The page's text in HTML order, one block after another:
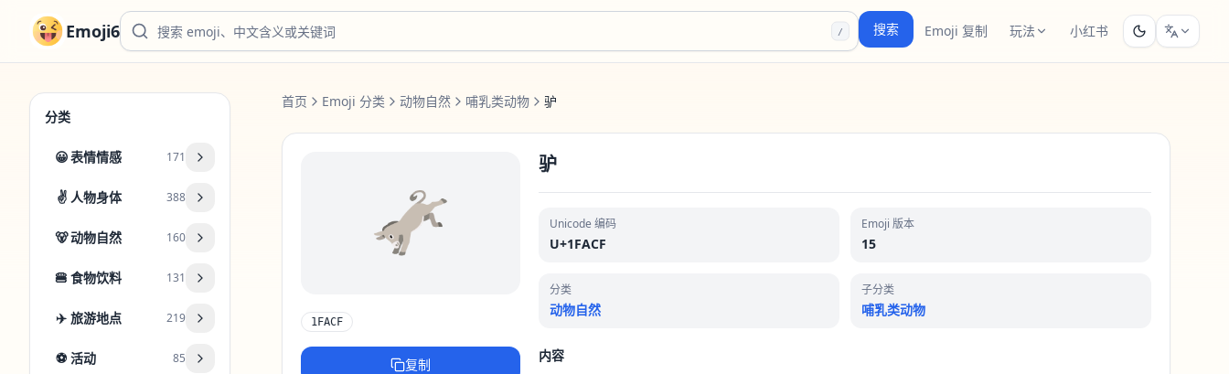
Emoji6 / 搜索 Emoji 复制 玩法 小红书
分类
😀表情情感 171
✌️ 人物身体 388
🐻动物自然 160
🍔 食物饮料 131
✈️ 旅游地点 219
⚽ 活动 85
首页 Emoji 分类 动物自然 哺乳类动物 驴
🫏
1FACF
复制
驴
Unicode 编码
U+1FACF
Emoji 版本
15
分类
动物自然
子分类
哺乳类动物
内容